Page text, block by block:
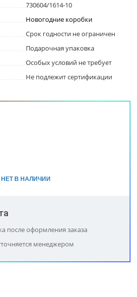
730604/1614-10
Новогодние коробки
Срок годности не ограничен
Подарочная упаковка
Особых условий не требует
Не подлежит сертификации
НЕТ В НАЛИЧИИ
после оформления заказа
менеджером